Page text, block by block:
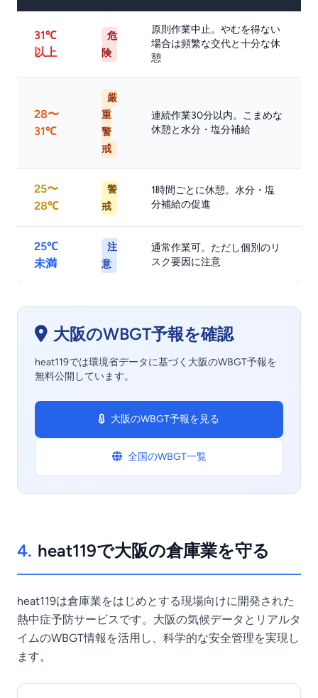
31℃
以上
危
険
原則作業中止。やむを得ない
場合は頻繁な交代と十分な休
憩
28〜
31℃
厳
重
警
戒
連続作業30分以内。こまめな
休憩と水分・塩分補給
25〜
28℃
警
戒
1時間ごとに休憩。水分・塩
分補給の促進
25℃
未満
注
意
通常作業可。ただし個別のリ
スク要因に注意
大阪のWBGT予報を確認
heat119では環境省データに基づく大阪のWBGT予報を
無料公開しています。
大阪のWBGT予報を見る
全国のWBGT一覧
4. heat119で大阪の倉庫業を守る
heat119は倉庫業をはじめとする現場向けに開発された
熱中症予防サービスです。大阪の気候データとリアルタ
イムのWBGT情報を活用し、科学的な安全管理を実現し
ます。